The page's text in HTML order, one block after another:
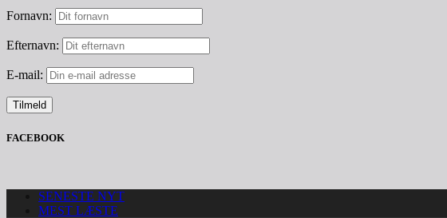
Fornavn:
Efternavn:
E-mail:
FACEBOOK
SENESTE NYT
MEST LÆSTE